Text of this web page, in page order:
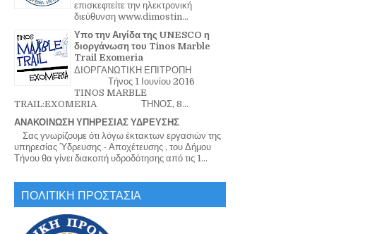
επισκεφτείτε την ηλεκτρονική
διεύθυνση www.dimostin...
Υπο την Αιγίδα της UNESCO η
διοργάνωση του Tinos Marble
Trail Exomeria
ΔΙΟΡΓΑΝΩΤΙΚΗ ΕΠΙΤΡΟΠΗ
Τήνος 1 Ιουνίου 2016
TINOS MARBLE
TRAIL:EXOMERIA ΤΗΝΟΣ, 8...
ΑΝΑΚΟΙΝΩΣΗ ΥΠΗΡΕΣΙΑΣ ΥΔΡΕΥΣΗΣ
Σας γνωρίζουμε ότι λόγω έκτακτων εργασιών της
υπηρεσίας Ύδρευσης - Αποχέτευσης , του Δήμου
Τήνου θα γίνει διακοπή υδροδότησης από τις 1...
ΠΟΛΙΤΙΚΗ ΠΡΟΣΤΑΣΙΑ